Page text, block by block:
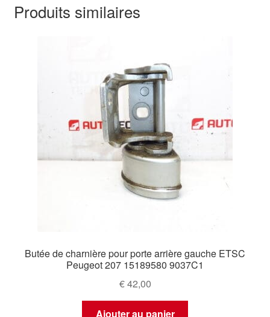
Produits similaires
Butée de charnière pour porte arrière gauche ETSC
Peugeot 207 15189580 9037C1
€42,00
Ajouter au panier